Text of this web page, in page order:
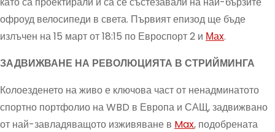
офроуд велосипеди в света. Първият епизод ще бъде
излъчен на 15 март от 18:15 по Евроспорт 2 и Маx.
ЗАДВИЖВАНЕ НА РЕВОЛЮЦИЯТА В СТРИЙМИНГА
Колоезденето на живо е ключова част от ненадминатото
спортно портфолио на WBD в Европа и САЩ, задвижвано
от най-завладяващото изживяване в Max, подобрената